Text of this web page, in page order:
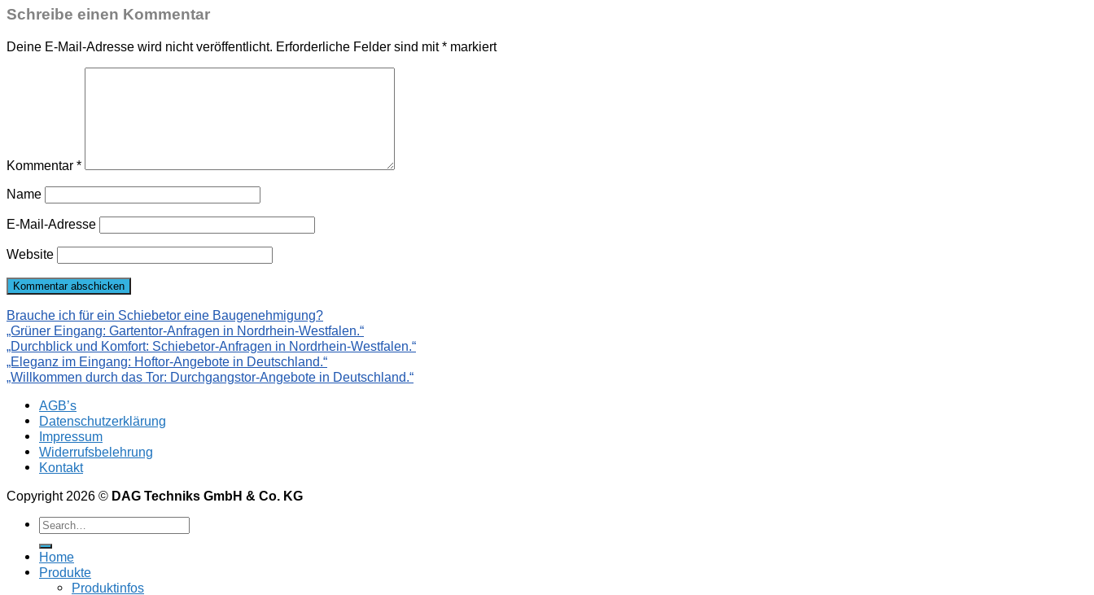
Schreibe einen Kommentar
Deine E-Mail-Adresse wird nicht veröffentlicht. Erforderliche Felder sind mit* markiert
Kommentar *
Name
E-Mail-Adresse
Website
Brauche ich für ein Schiebetor eine Baugenehmigung?
„Grüner Eingang: Gartentor-Anfragen in Nordrhein-Westfalen.“
„Durchblick und Komfort: Schiebetor-Anfragen in Nordrhein-Westfalen.“
„Eleganz im Eingang: Hoftor-Angebote in Deutschland.“
„Willkommen durch das Tor: Durchgangstor-Angebote in Deutschland.“
AGB’s
Datenschutzerklärung
Impressum
Widerrufsbelehrung
Kontakt
Copyright 2026 © DAG Techniks GmbH & Co. KG
Home
Produkte
Produktinfos